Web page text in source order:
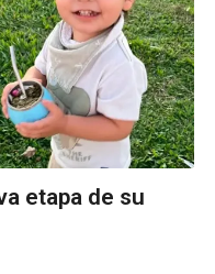
etapa de su